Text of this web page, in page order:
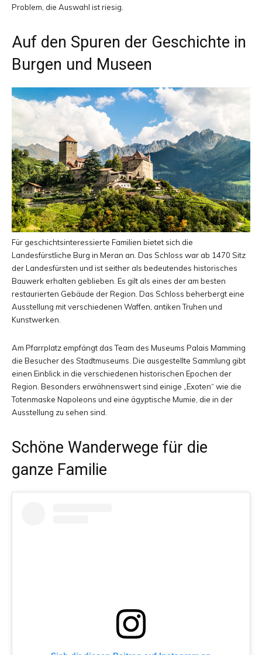
Problem, die Auswahl ist riesig.
Auf den Spuren der Geschichte in
Burgen und Museen
Für geschichtsinteressierte Familien bietet sich die
Landesfürstliche Burg in Meran an. Das Schloss war ab 1470 Sitz
der Landesfürsten und ist seither als bedeutendes historisches
Bauwerk erhalten geblieben. Es gilt als eines der am besten
restaurierten Gebäude der Region. Das Schloss beherbergt eine
Ausstellung mit verschiedenen Waffen, antiken Truhen und
Kunstwerken.
Am Pfarrplatz empfängt das Team des Museums Palais Mamming
die Besucher des Stadtmuseums. Die ausgestellte Sammlung gibt
einen Einblick in die verschiedenen historischen Epochen der
Region. Besonders erwähnenswert sind einige „Exoten“ wie die
Totenmaske Napoleons und eine ägyptische Mumie, die in der
Ausstellung zu sehen sind.
Schöne Wanderwege für die
ganze Familie